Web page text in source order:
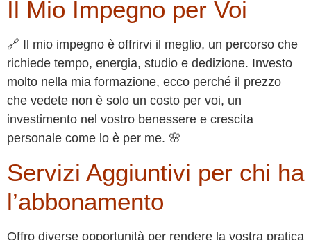
Il Mio Impegno per Voi
🔗 Il mio impegno è offrirvi il meglio, un percorso che
richiede tempo, energia, studio e dedizione. Investo
molto nella mia formazione, ecco perché il prezzo
che vedete non è solo un costo per voi, un
investimento nel vostro benessere e crescita
personale come lo è per me. 🌸
Servizi Aggiuntivi per chi ha
l’abbonamento
Offro diverse opportunità per rendere la vostra pratica